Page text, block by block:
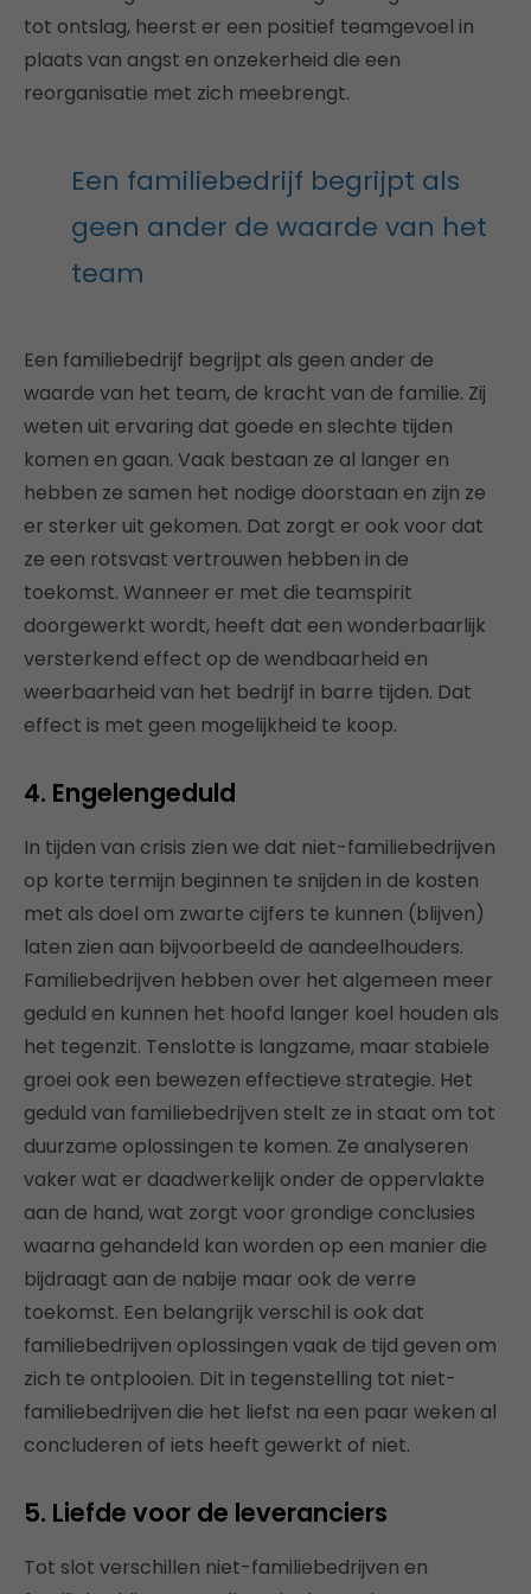
tot ontslag, heerst er een positief teamgevoel in
plaats van angst en onzekerheid die een
reorganisatie met zich meebrengt.
Een familiebedrijf begrijpt als
geen ander de waarde van het
team
Een familiebedrijf begrijpt als geen ander de
waarde van het team, de kracht van de familie. Zij
weten uit ervaring dat goede en slechte tijden
komen en gaan. Vaak bestaan ze al langer en
hebben ze samen het nodige doorstaan en zijn ze
er sterker uit gekomen. Dat zorgt er ook voor dat
ze een rotsvast vertrouwen hebben in de
toekomst. Wanneer er met die teamspirit
doorgewerkt wordt, heeft dat een wonderbaarlijk
versterkend effect op de wendbaarheid en
weerbaarheid van het bedrijf in barre tijden. Dat
effect is met geen mogelijkheid te koop.
4. Engelengeduld
In tijden van crisis zien we dat niet-familiebedrijven
op korte termijn beginnen te snijden in de kosten
met als doel om zwarte cijfers te kunnen (blijven)
laten zien aan bijvoorbeeld de aandeelhouders.
Familiebedrijven hebben over het algemeen meer
geduld en kunnen het hoofd langer koel houden als
het tegenzit. Tenslotte is langzame, maar stabiele
groei ook een bewezen effectieve strategie. Het
geduld van familiebedrijven stelt ze in staat om tot
duurzame oplossingen te komen. Ze analyseren
vaker wat er daadwerkelijk onder de oppervlakte
aan de hand, wat zorgt voor grondige conclusies
waarna gehandeld kan worden op een manier die
bijdraagt aan de nabije maar ook de verre
toekomst. Een belangrijk verschil is ook dat
familiebedrijven oplossingen vaak de tijd geven om
zich te ontplooien. Dit in tegenstelling tot niet-
familiebedrijven die het liefst na een paar weken al
concluderen of iets heeft gewerkt of niet.
5. Liefde voor de leveranciers
Tot slot verschillen niet-familiebedrijven en